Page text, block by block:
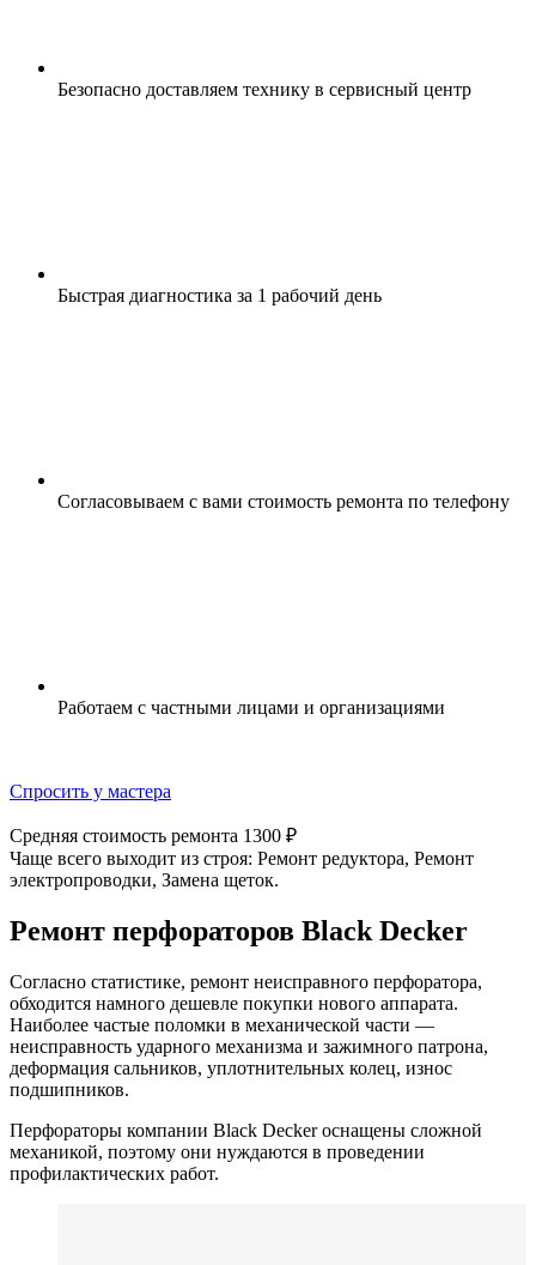
Безопасно доставляем технику в сервисный центр
Быстрая диагностика за 1 рабочий день
Согласовываем с вами стоимость ремонта по телефону
Работаем с частными лицами и организациями
Спросить у мастера
Средняя стоимость ремонта 1300 ₽
Чаще всего выходит из строя: Ремонт редуктора, Ремонт
электропроводки, Замена щеток.
Ремонт перфораторов Black Decker
Согласно статистике, ремонт неисправного перфоратора,
обходится намного дешевле покупки нового аппарата.
Наиболее частые поломки в механической части —
неисправность ударного механизма и зажимного патрона,
деформация сальников, уплотнительных колец, износ
подшипников.
Перфораторы компании Black Decker оснащены сложной
механикой, поэтому они нуждаются в проведении
профилактических работ.